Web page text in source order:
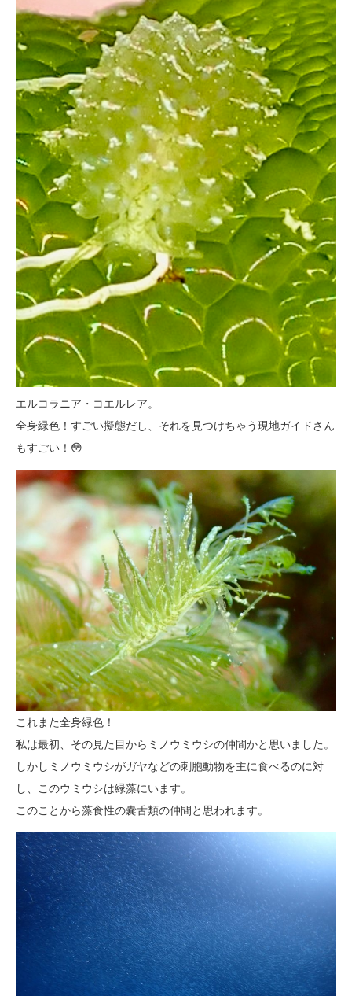
エルコラニア・コエルレア。
全身緑色！すごい擬態だし、それを見つけちゃう現地ガイドさん
もすごい！😳
これまた全身緑色！
私は最初、その見た目からミノウミウシの仲間かと思いました。
しかしミノウミウシがガヤなどの刺胞動物を主に食べるのに対
し、このウミウシは緑藻にいます。
このことから藻食性の嚢舌類の仲間と思われます。